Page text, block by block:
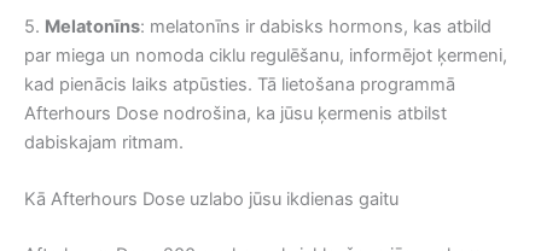
5. Melatonīns: melatonīns ir dabisks hormons, kas atbild
par miega un nomoda ciklu regulēšanu, informējot ķermeni,
kad pienācis laiks atpūsties. Tā lietošana programmā
Afterhours Dose nodrošina, ka jūsu ķermenis atbilst
dabiskajam ritmam.
Kā Afterhours Dose uzlabo jūsu ikdienas gaitu